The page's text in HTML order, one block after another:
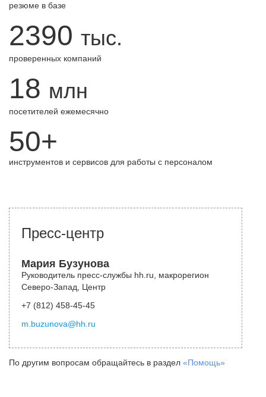
резюме в базе
2390 тыс.
проверенных компаний
18 млн
посетителей ежемесячно
50+
инструментов и сервисов для работы с персоналом
Пресс-центр
Мария Бузунова
Руководитель пресс-службы hh.ru, макрорегион
Северо-Запад, Центр
+7 (812) 458-45-45
m.buzunova@hh.ru
По другим вопросам обращайтесь в раздел «Помощь»